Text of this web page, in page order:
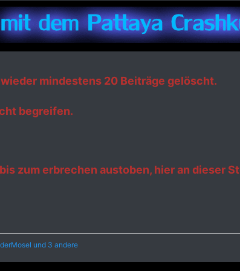
mindestens 20 Beiträge gelöscht.
begreifen.
zum erbrechen austoben, hier an dieser
und 3 andere